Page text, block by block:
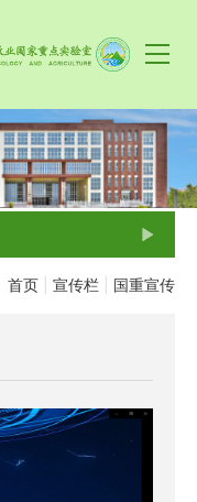
首页 宣传栏 国重宣传